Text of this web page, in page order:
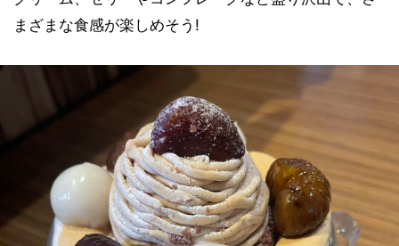
まざまな食感が楽しめそう!